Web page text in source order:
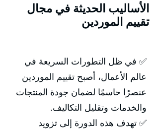
الأساليب الحديثة في مجال
تقييم الموردين
✅ في ظل التطورات السريعة في
عالم الأعمال، أصبح تقييم الموردين
عنصرًا حاسمًا لضمان جودة المنتجات
والخدمات وتقليل التكاليف.
✅ تهدف هذه الدورة إلى تزويد